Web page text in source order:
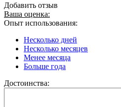
Добавить отзыв
Ваша оценка:
Опыт использования:
Несколько дней
Несколько месяцев
Менее месяца
Больше года
Достоинства: